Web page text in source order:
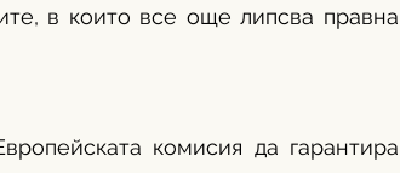
в които все още липсва правна
комисия да гарантира